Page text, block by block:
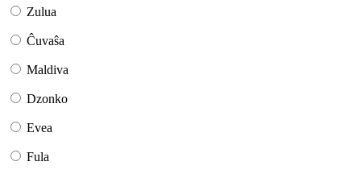
Zulua
Ĉuvaŝa
Maldiva
Dzonko
Evea
Fula